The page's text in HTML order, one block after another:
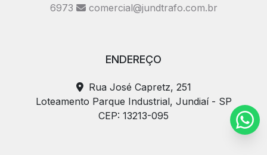
6973
comercial@jundtrafo.com.br
ENDEREÇO
Rua José Capretz, 251
Loteamento Parque Industrial, Jundiaí - SP
CEP: 13213-095